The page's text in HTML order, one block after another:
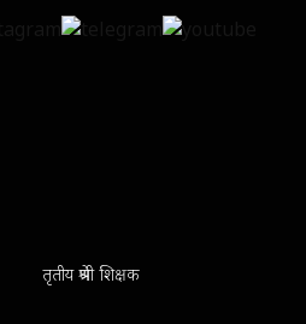
तृतीय श्रेणी शिक्षक